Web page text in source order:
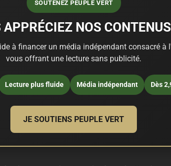
SOUTENEZ PEUPLE VERT
APPRÉCIEZ NOS
à financer un média indépendant consacré à
vous offrant une lecture sans publicité.
Lecture plus fluide Média indépendant Dès
JE SOUTIENS PEUPLE VERT